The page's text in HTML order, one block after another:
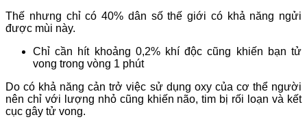
Thế nhưng chỉ có 40% dân số thế giới có khả năng ngửi
được mùi này.
Chỉ cần hít khoảng 0,2% khí độc cũng khiến bạn tử
vong trong vòng 1 phút
Do có khả năng cản trở việc sử dụng oxy của cơ thể người
nên chỉ với lượng nhỏ cũng khiến não, tim bị rối loạn và kết
cục gây tử vong.